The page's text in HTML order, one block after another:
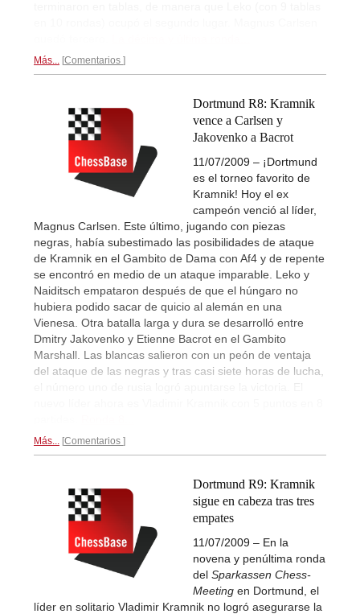
Más... Comentarios
Dortmund R8: Kramnik
vence a Carlsen y
Jakovenko a Bacrot
11/07/2009 – ¡Dortmund
es el torneo favorito de
Kramnik! Hoy el ex
campeón venció al líder,
Magnus Carlsen. Este último, jugando con piezas
negras, había subestimado las posibilidades de ataque
de Kramnik en el Gambito de Dama con Af4 y de repente
se encontró en medio de un ataque imparable. Leko y
Naiditsch empataron después de que el húngaro no
hubiera podido sacar de quicio al alemán en una
Vienesa. Otra batalla larga y dura se desarrolló entre
Dmitry Jakovenko y Etienne Bacrot en el Gambito
Marshall. Las blancas salieron con un peón de ventaja
del ataque de las negras y tras casi siete horas de lucha,
Más... Comentarios
Dortmund R9: Kramnik
sigue en cabeza tras tres
empates
11/07/2009 – En la
novena y penúltima ronda
del Sparkassen Chess-
Meeting en Dortmund, el
líder en solitario Vladimir Kramnik no logró asegurarse la